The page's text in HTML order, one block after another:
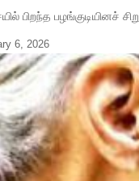
பிறந்த பழங்குடியினச்
6, 2026